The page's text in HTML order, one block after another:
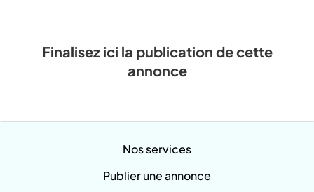
Finalisez ici la publication de cette
annonce
Nos services
Publier une annonce